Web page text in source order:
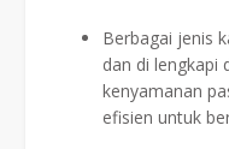
Berbagai jenis
dan di lengkapi
kenyamanan
efisien untuk